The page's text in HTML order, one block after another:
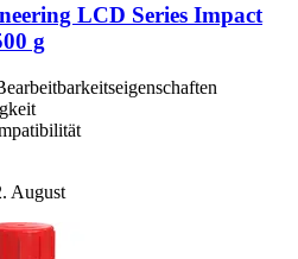
LCD Series Impact
g
August